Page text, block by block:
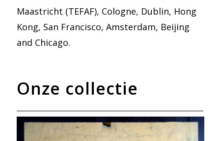
Maastricht (TEFAF), Cologne, Dublin, Hong
Kong, San Francisco, Amsterdam, Beijing
and Chicago.
Onze collectie